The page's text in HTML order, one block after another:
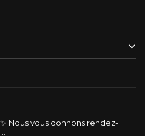
Nous vous donnons rendez-